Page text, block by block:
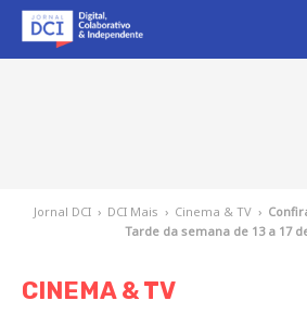
Jornal DCI › DCI Mais › Cinema & TV ›
Tarde da semana de 13 a 17
CINEMA & TV